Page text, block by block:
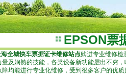
EPSON票
全城快车票据证卡维修站点购进专业维修检
量及娴熟的技能，各类设备新功能层出不穷
障均能进行专业化维修，受到很多客户的优质